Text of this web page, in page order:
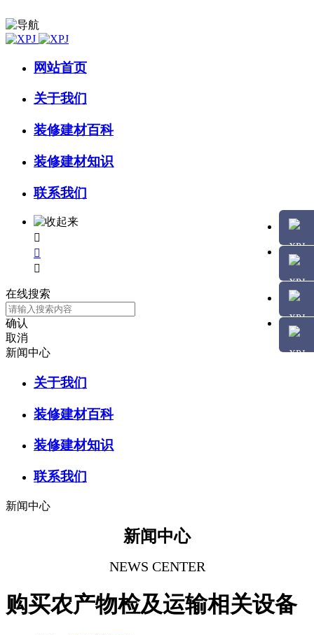
网站首页
关于我们
装修建材百科
装修建材知识
联系我们



在线搜索
确认
取消
新闻中心
关于我们
装修建材百科
装修建材知识
联系我们
新闻中心
新闻中心
NEWS CENTER
购买农产物检及运输相关设备